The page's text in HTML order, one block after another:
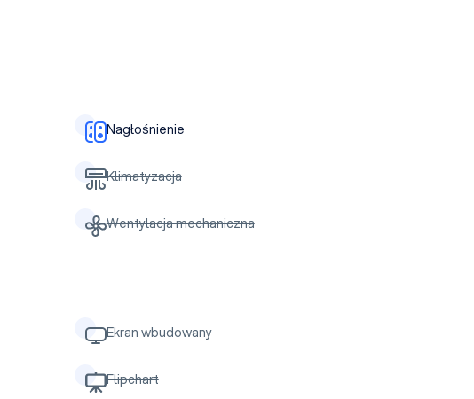
Nagłośnienie
Klimatyzacja
Wentylacja mechaniczna
Ekran wbudowany
Flipchart